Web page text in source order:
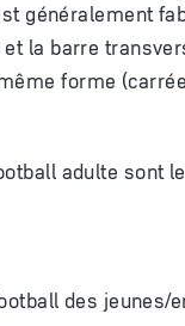
généralement
la barre
forme
adulte sont
des jeunes/